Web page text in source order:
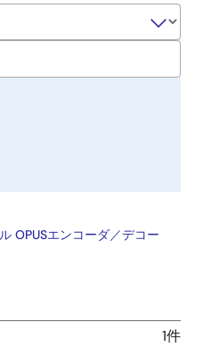
OPUSエンコーダ／デコー
1件